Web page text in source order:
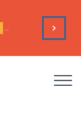
Haftalık